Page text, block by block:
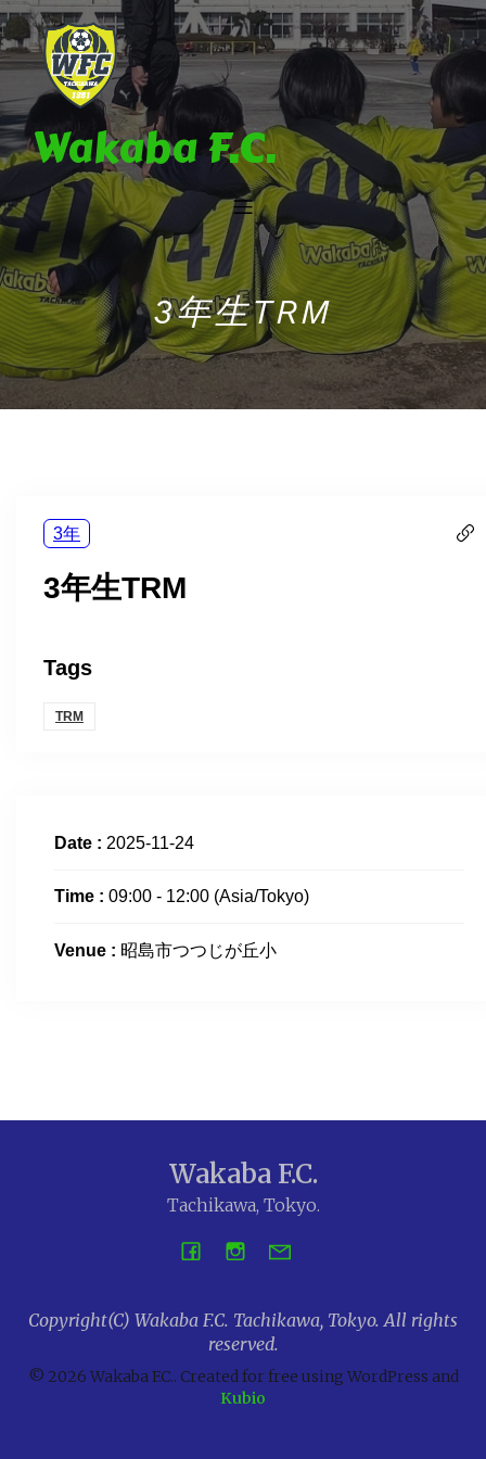
Wakaba F.C.
3年生TRM
3年
3年生TRM
Tags
TRM
Date : 2025-11-24
Time : 09:00 - 12:00 (Asia/Tokyo)
Venue : 昭島市つつじが丘小
Wakaba F.C.
Tachikawa, Tokyo.
Copyright(C) Wakaba F.C. Tachikawa, Tokyo. All rights
reserved.
© 2026 Wakaba F.C.. Created for free using WordPress and
Kubio